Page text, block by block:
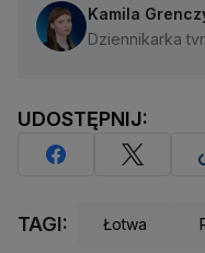
Kamila
Dziennikarka
UDOSTĘPNIJ:
TAGI: Łotwa